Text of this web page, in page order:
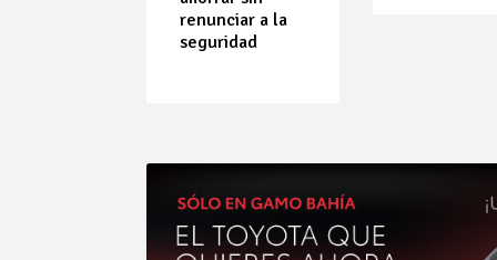
renunciar a la
seguridad